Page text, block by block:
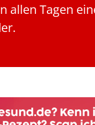
allen Tagen